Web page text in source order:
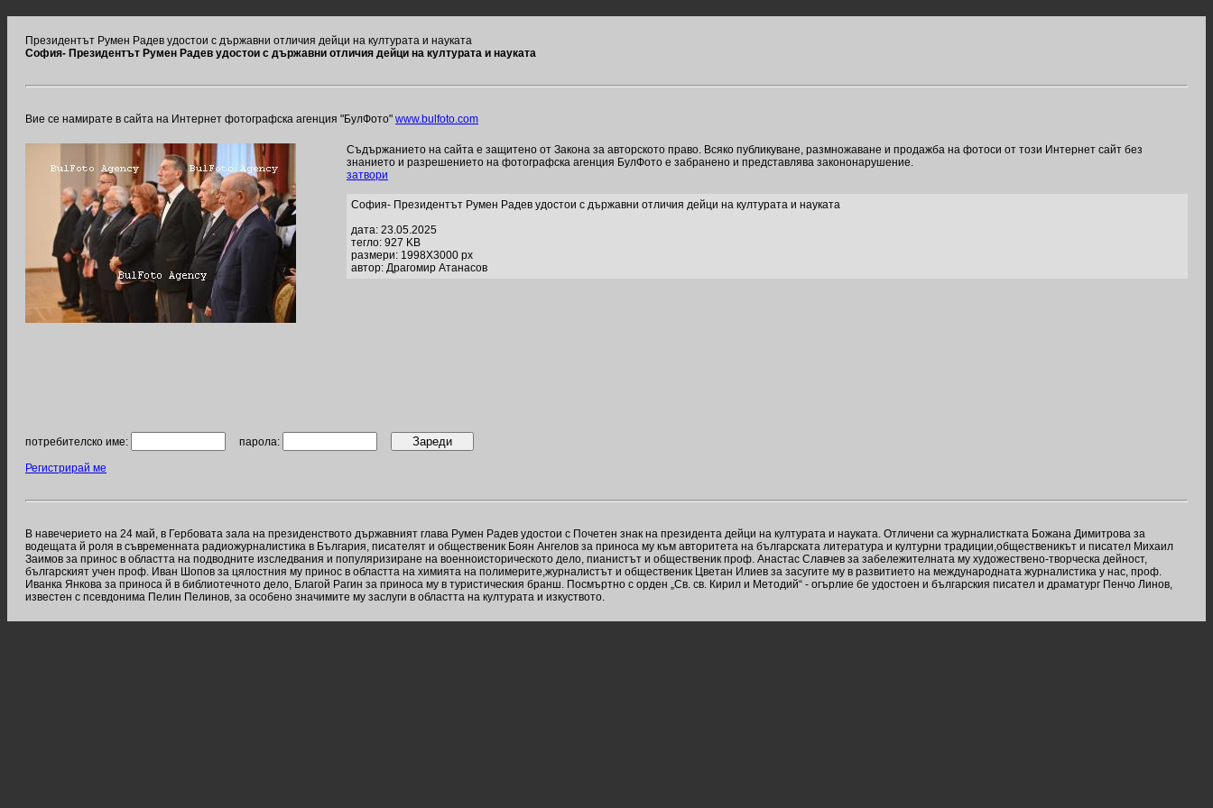
Президентът Румен Радев удостои с държавни отличия дейци на културата и науката
София- Президентът Румен Радев удостои с държавни отличия дейци на културата и науката
Вие се намирате в сайта на Интернет фотографска агенция "БулФото" www.bulfoto.com
Съдържанието на сайта е защитено от Закона за авторското право. Всяко публикуване, размножаване и продажба на фотоси от този Интернет сайт без
знанието и разрешението на фотографска агенция БулФото е забранено и представлява закононарушение.
затвори
София- Президентът Румен Радев удостои с държавни отличия дейци на културата и науката
дата: 23.05.2025
тегло: 927 KB
размери: 1998X3000 px
автор: Драгомир Атанасов
потребителско име: парола:
Регистрирай ме
В навечерието на 24 май, в Гербовата зала на президенството държавният глава Румен Радев удостои с Почетен знак на президента дейци на културата и науката. Отличени са журналистката Божана Димитрова за
водещата й роля в съвременната радиожурналистика в България, писателят и общественик Боян Ангелов за приноса му към авторитета на българската литература и културни традиции,общественикът и писател Михаил
Заимов за принос в областта на подводните изследвания и популяризиране на военноисторическото дело, пианистът и общественик проф. Анастас Славчев за забележителната му художествено-творческа дейност,
българският учен проф. Иван Шопов за цялостния му принос в областта на химията на полимерите,журналистът и общественик Цветан Илиев за засугите му в развитието на международната журналистика у нас, проф.
Иванка Янкова за приноса й в библиотечното дело, Благой Рагин за приноса му в туристическия бранш. Посмъртно с орден „Св. св. Кирил и Методий“ - огърлие бе удостоен и българския писател и драматург Пенчо Линов,
известен с псевдонима Пелин Пелинов, за особено значимите му заслуги в областта на културата и изкуството.